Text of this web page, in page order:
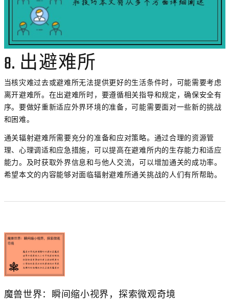
8. 出避难所
当核灾难过去或避难所无法提供更好的生活条件时，可能需要考虑
离开避难所。在出避难所时，要遵循相关指导和规定，确保安全有
序。要做好重新适应外界环境的准备，可能需要面对一些新的挑战
和困难。
通关辐射避难所需要充分的准备和应对策略。通过合理的资源管
理、心理调适和应急措施，可以提高在避难所内的生存能力和适应
能力。及时获取外界信息和与他人交流，可以增加通关的成功率。
希望本文的内容能够对面临辐射避难所通关挑战的人们有所帮助。
魔兽世界：瞬间缩小视界，探索微观奇境